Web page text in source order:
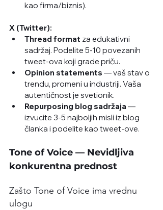
kao firma/biznis).
X (Twitter):
Thread format za edukativni
sadržaj. Podelite 5-10 povezanih
tweet-ova koji grade priču.
Opinion statements — vaš stav o
trendu, promeni u industriji. Vaša
autentičnost je svetionik.
Repurposing blog sadržaja —
izvucite 3-5 najboljih misli iz blog
članka i podelite kao tweet-ove.
Tone of Voice — Nevidljiva
konkurentna prednost
Zašto Tone of Voice ima vrednu
ulogu